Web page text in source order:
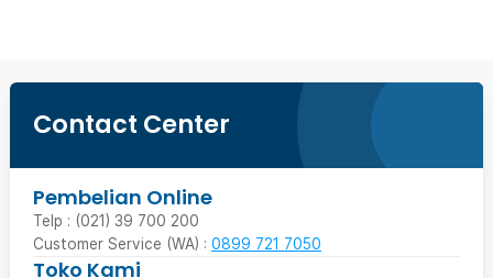
Contact Center
Pembelian Online
Telp : (021) 39 700 200
Customer Service (WA) : 0899 721 7050
Toko Kami